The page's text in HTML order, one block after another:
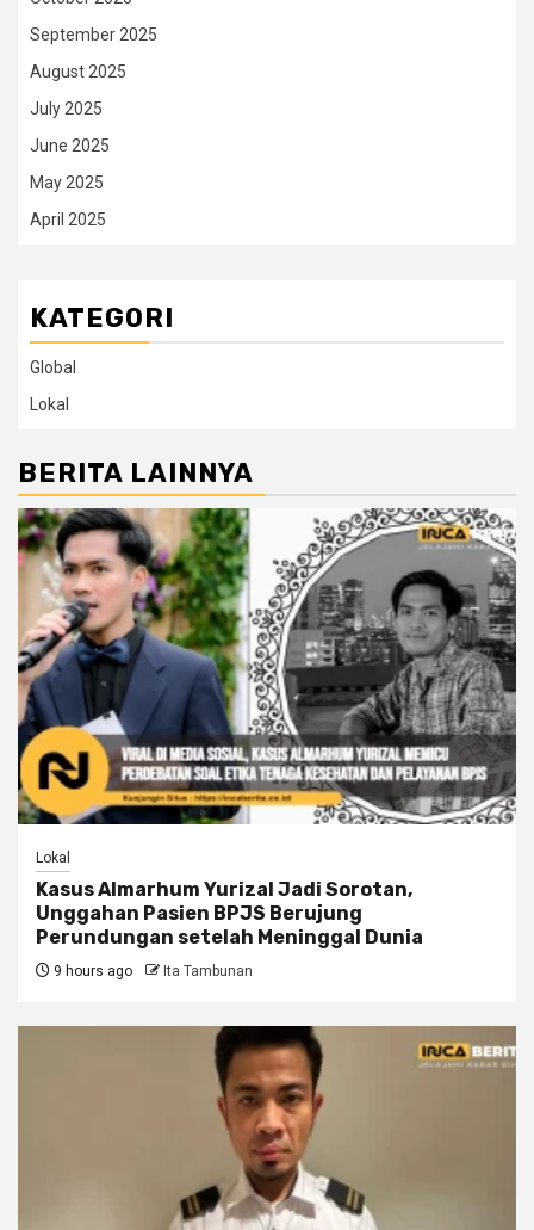
September 2025
August 2025
July 2025
June 2025
May 2025
April 2025
KATEGORI
Global
Lokal
BERITA LAINNYA
Lokal
Kasus Almarhum Yurizal Jadi Sorotan,
Unggahan Pasien BPJS Berujung
Perundungan setelah Meninggal Dunia
9 hours ago Ita Tambunan